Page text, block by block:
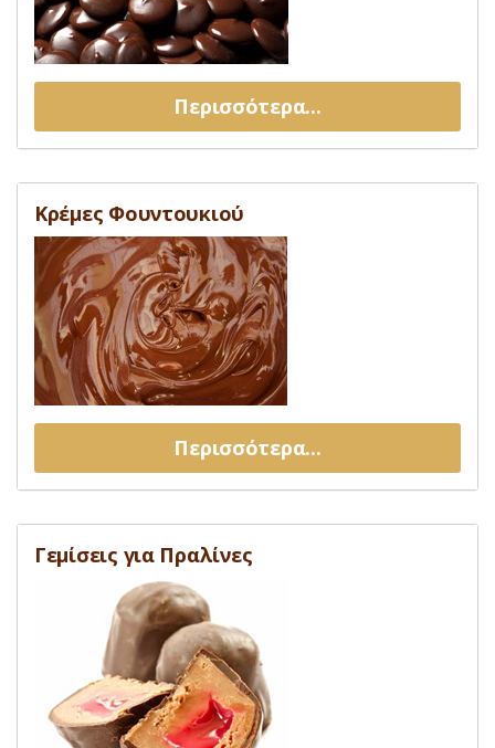
Περισσότερα...
Κρέμες Φουντουκιού
Περισσότερα...
Γεμίσεις για Πραλίνες